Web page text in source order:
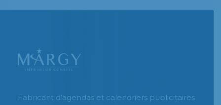
Fabricant d’agendas et calendriers publicitaires